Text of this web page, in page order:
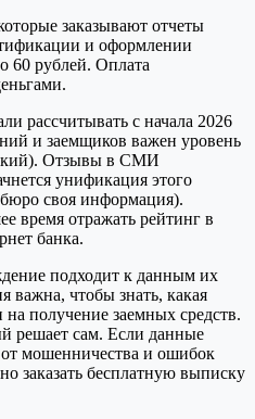
заказывают отчеты
и оформлении
60 рублей. Оплата
рассчитывать с начала 2026
и заемщиков важен уровень
Отзывы в СМИ
унификация этого
бюро своя информация).
время отражать рейтинг в
банка.
подходит к данным их
важна, чтобы знать, какая
на получение заемных средств.
решает сам. Если данные
мошенничества и ошибок
заказать бесплатную выписку